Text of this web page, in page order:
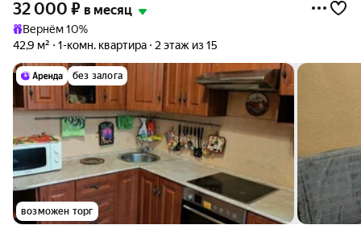
32 000 ₽ в месяц
Вернём 10%
42,9 м²
1-комн. квартира 2 этаж из 15
без залога
возможен торг